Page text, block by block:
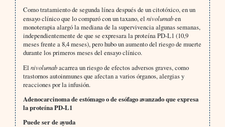
Como tratamiento de segunda línea después de un citotóxico, en un
ensayo clínico que lo comparó con un taxano, el nivolumaben
monoterapia alargó la mediana de la supervivencia algunas semanas,
independientemente de que se expresara la proteína PD-L1 (10,9
meses frente a 8,4 meses), pero hubo un aumento del riesgo de muerte
durante los primeros meses del ensayo clínico.
El nivolumabacarrea un riesgo de efectos adversos graves, como
trastornos autoinmunes que afectan a varios órganos, alergias y
reacciones por la infusión.
Adenocarcinoma de estómago o de esófago avanzado que expresa
la proteína PD-L1
Puede ser de ayuda